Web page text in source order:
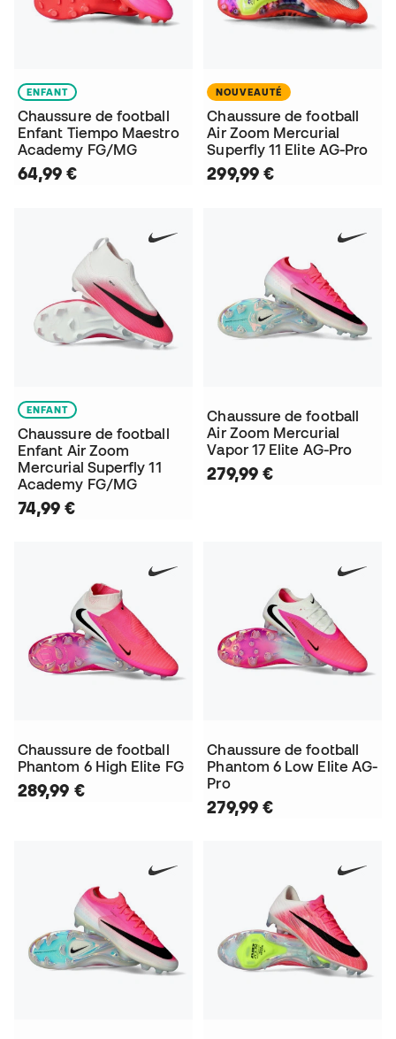
ENFANT
Chaussure de football
Enfant Tiempo Maestro
Academy FG/MG
64,99 €
NOUVEAUTÉ
Chaussure de football
Air Zoom Mercurial
Superfly 11 Elite AG-Pro
299,99 €
ENFANT
Chaussure de football
Enfant Air Zoom
Mercurial Superfly 11
Academy FG/MG
74,99 €
Chaussure de football
Air Zoom Mercurial
Vapor 17 Elite AG-Pro
279,99 €
Chaussure de football
Phantom 6 High Elite FG
289,99 €
Chaussure de football
Phantom 6 Low Elite AG-
Pro
279,99 €